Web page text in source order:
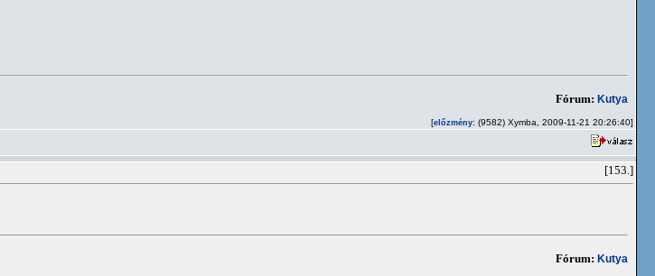
Fórum: Kutya
[előzmény: (9582) Xymba, 2009-11-21 20:26:40]
[153.]
Fórum: Kutya